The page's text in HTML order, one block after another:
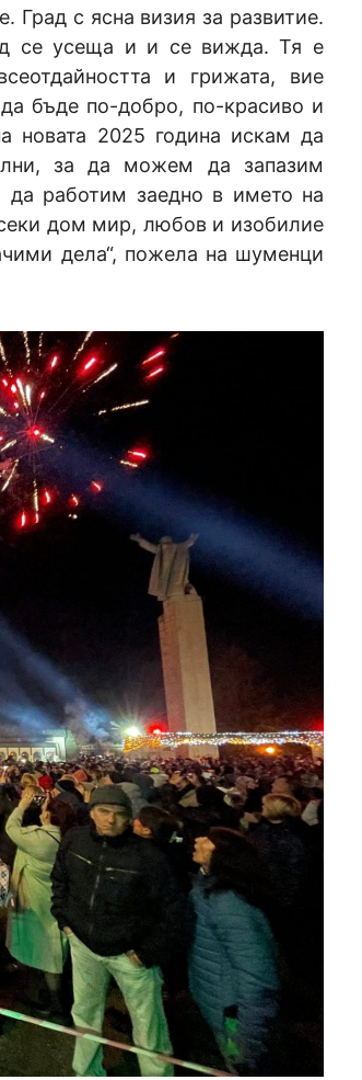
Град с ясна визия за развитие.
се усеща и и се вижда. Тя е
и грижата, вие
бъде по-добро, по-красиво и
новата 2025 година искам да
за да можем да запазим
да работим заедно в името на
дом мир, любов и изобилие
дела“, пожела на шуменци